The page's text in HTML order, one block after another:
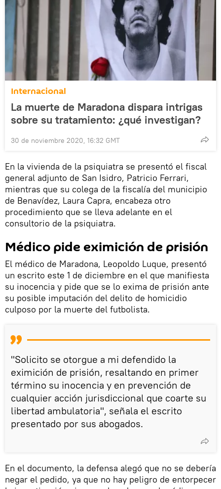
Internacional
La muerte de Maradona dispara intrigas
sobre su tratamiento: ¿qué investigan?
30 de noviembre 2020, 16:32 GMT
En la vivienda de la psiquiatra se presentó el fiscal
general adjunto de San Isidro, Patricio Ferrari,
mientras que su colega de la fiscalía del municipio
de Benavídez, Laura Capra, encabeza otro
procedimiento que se lleva adelante en el
consultorio de la psiquiatra.
Médico pide eximición de prisión
El médico de Maradona, Leopoldo Luque, presentó
un escrito este 1 de diciembre en el que manifiesta
su inocencia y pide que se lo exima de prisión ante
su posible imputación del delito de homicidio
culposo por la muerte del futbolista.
"Solicito se otorgue a mi defendido la
eximición de prisión, resaltando en primer
término su inocencia y en prevención de
cualquier acción jurisdiccional que coarte su
libertad ambulatoria", señala el escrito
presentado por sus abogados.
En el documento, la defensa alegó que no se debería
negar el pedido, ya que no hay peligro de entorpecer